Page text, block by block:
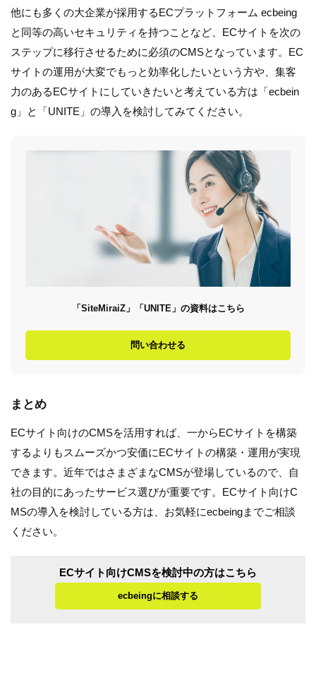
他にも多くの大企業が採用するECプラットフォーム ecbeing
と同等の高いセキュリティを持つことなど、ECサイトを次の
ステップに移行させるために必須のCMSとなっています。EC
サイトの運用が大変でもっと効率化したいという方や、集客
力のあるECサイトにしていきたいと考えている方は「ecbein
g」と「UNITE」の導入を検討してみてください。
「SiteMiraiZ」「UNITE」の資料はこちら
問い合わせる
まとめ
ECサイト向けのCMSを活用すれば、一からECサイトを構築
するよりもスムーズかつ安価にECサイトの構築・運用が実現
できます。近年ではさまざまなCMSが登場しているので、自
社の目的にあったサービス選びが重要です。ECサイト向けC
MSの導入を検討している方は、お気軽にecbeingまでご相談
ください。
ECサイト向けCMSを検討中の方はこちら
ecbeingに相談する